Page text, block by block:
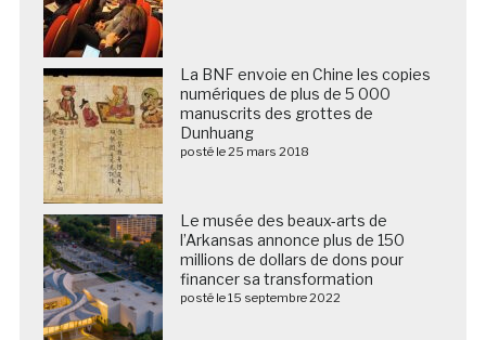
La BNF envoie en Chine les copies
numériques de plus de 5 000
manuscrits des grottes de
Dunhuang
posté le 25 mars 2018
Le musée des beaux-arts de
l’Arkansas annonce plus de 150
millions de dollars de dons pour
financer sa transformation
posté le 15 septembre 2022